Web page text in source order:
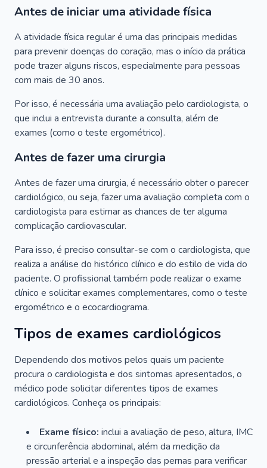
Antes de iniciar uma atividade física
A atividade física regular é uma das principais medidas
para prevenir doenças do coração, mas o início da prática
pode trazer alguns riscos, especialmente para pessoas
com mais de 30 anos.
Por isso, é necessária uma avaliação pelo cardiologista, o
que inclui a entrevista durante a consulta, além de
exames (como o teste ergométrico).
Antes de fazer uma cirurgia
Antes de fazer uma cirurgia, é necessário obter o parecer
cardiológico, ou seja, fazer uma avaliação completa com o
cardiologista para estimar as chances de ter alguma
complicação cardiovascular.
Para isso, é preciso consultar-se com o cardiologista, que
realiza a análise do histórico clínico e do estilo de vida do
paciente. O profissional também pode realizar o exame
clínico e solicitar exames complementares, como o teste
ergométrico e o ecocardiograma.
Tipos de exames cardiológicos
Dependendo dos motivos pelos quais um paciente
procura o cardiologista e dos sintomas apresentados, o
médico pode solicitar diferentes tipos de exames
cardiológicos. Conheça os principais:
Exame físico: inclui a avaliação de peso, altura, IMC
e circunferência abdominal, além da medição da
pressão arterial e a inspeção das pernas para verificar